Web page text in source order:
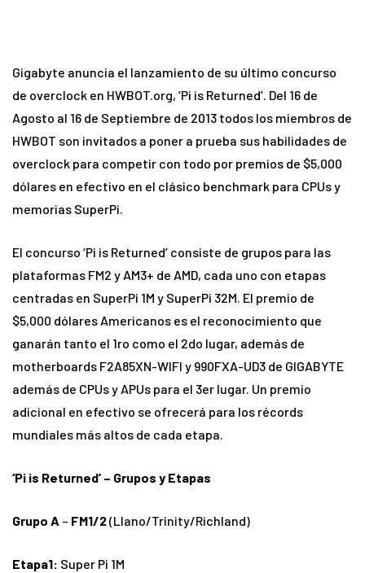
Gigabyte anuncia el lanzamiento de su último concurso
de overclock en HWBOT.org, ‘Pi is Returned’. Del 16 de
Agosto al 16 de Septiembre de 2013 todos los miembros de
HWBOT son invitados a poner a prueba sus habilidades de
overclock para competir con todo por premios de $5,000
dólares en efectivo en el clásico benchmark para CPUs y
memorias SuperPi.
El concurso ‘Pi is Returned’ consiste de grupos para las
plataformas FM2 y AM3+ de AMD, cada uno con etapas
centradas en SuperPi 1M y SuperPi 32M. El premio de
$5,000 dólares Americanos es el reconocimiento que
ganarán tanto el 1ro como el 2do lugar, además de
motherboards F2A85XN-WIFI y 990FXA-UD3 de GIGABYTE
además de CPUs y APUs para el 3er lugar. Un premio
adicional en efectivo se ofrecerá para los récords
mundiales más altos de cada etapa.
‘Pi is Returned’ – Grupos y Etapas
Grupo A – FM1/2(Llano/Trinity/Richland)
Etapa1: Super Pi 1M